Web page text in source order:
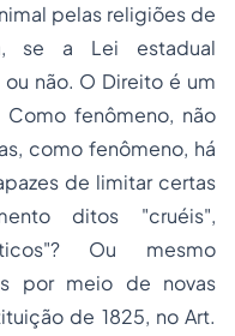
pelas religiões de
se a Lei estadual
não. O Direito é um
fenômeno, não
como fenômeno, há
de limitar certas
ditos "cruéis",
Ou mesmo
por meio de novas
de 1825, no Art.